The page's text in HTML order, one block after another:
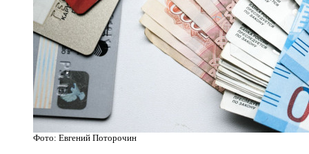
Фото: Евгений Поторочин